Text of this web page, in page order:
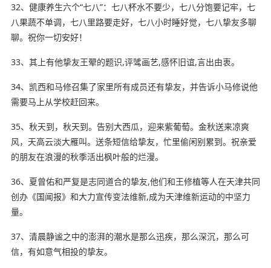
32、健康养生六个“七八”：七八杯水不要少，七八分饱要记牢，七
八果蔬不单调，七八里路要走好，七八小时睡好觉，七八挚友多聊
聊。祝你一切安好！
33、其上有他挚友王翚的题识,评骘画艺,感怀旧谊,言出由衷。
34、凯西和马修召集了家里所有成员还有挚友，并告诉小马修说他
需要马上从学校赶回来。
35、秋天到，秋天到。告别大西瓜，迎来紫葡萄。金秋送来凉爽
风，天高云淡大雁叫。送条短信给挚友，忙里偷闲别累到。祝亲爱
的朋友在浪漫的秋季活出枫叶般的烂漫。
36、夏曾佑和严复是志同道合的挚友,他们和王修植等人在天津共同
创办《国闻报》和大力宣传变法维新,成为天津维新运动的中坚力
量。
37、清晨静谧之中的澎湃的潮水是那么迅疾，那么深沉，那么可
信，有如意气相投的挚友。